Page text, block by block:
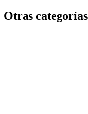
Otras categorías